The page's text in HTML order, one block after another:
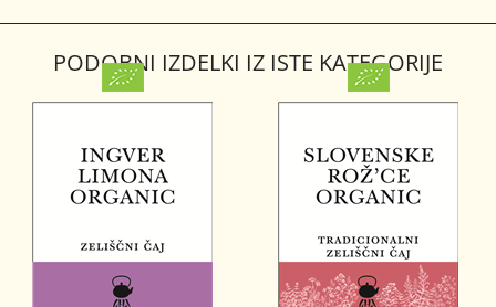
PODOBNI IZDELKI IZ ISTE KATEGORIJE